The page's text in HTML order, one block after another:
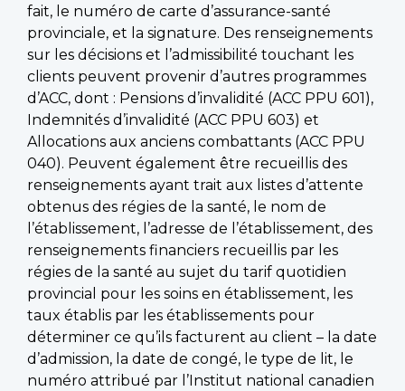
fait, le numéro de carte d’assurance-santé
provinciale, et la signature. Des renseignements
sur les décisions et l’admissibilité touchant les
clients peuvent provenir d’autres programmes
d’ACC, dont : Pensions d’invalidité (ACC PPU 601),
Indemnités d’invalidité (ACC PPU 603) et
Allocations aux anciens combattants (ACC PPU
040). Peuvent également être recueillis des
renseignements ayant trait aux listes d’attente
obtenus des régies de la santé, le nom de
l’établissement, l’adresse de l’établissement, des
renseignements financiers recueillis par les
régies de la santé au sujet du tarif quotidien
provincial pour les soins en établissement, les
taux établis par les établissements pour
déterminer ce qu’ils facturent au client – la date
d’admission, la date de congé, le type de lit, le
numéro attribué par l’Institut national canadien